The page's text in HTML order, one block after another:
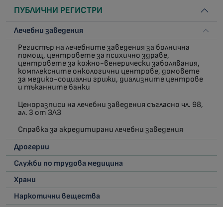
ПУБЛИЧНИ РЕГИСТРИ
Лечебни заведения
Регистър на лечебните заведения за болнична
помощ, центровете за психично здраве,
центровете за кожно-венерически заболявания,
комплексните онкологични центрове, домовете
за медико-социални грижи, диализните центрове
и тъканните банки
Ценоразписи на лечебни заведения съгласно чл. 98,
ал. 3 от ЗЛЗ
Справка за акредитирани лечебни заведения
Дрогерии
Служби по трудова медицина
Храни
Наркотични вещества